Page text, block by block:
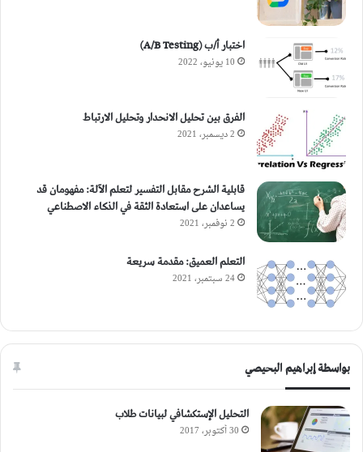
اختبار أ/ب (A/B Testing)
10 يونيو، 2022
الفرق بين تحليل الانحدار وتحليل الارتباط
2 ديسمبر، 2021
قابلية الشرح مقابل التفسير لتعلم الآلة: مفهومان قد
يساعدان على استعادة الثقة في الذكاء الاصطناعي
2 نوفمبر، 2021
التعلم العميق: مقدمة سريعة
24 سبتمبر، 2021
بواسطة إبراهيم البحيصي
التحليل الإستكشافي لبيانات طلاب
30 أكتوبر، 2017